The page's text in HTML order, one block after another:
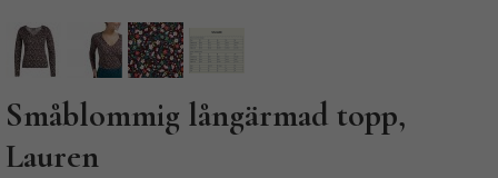
Småblommig långärmad topp,
Lauren